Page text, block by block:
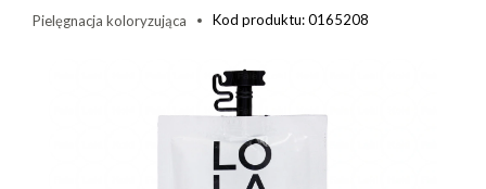
Pielęgnacja koloryzująca Kod produktu: 0165208